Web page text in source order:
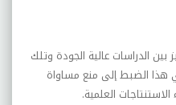
بين الدراسات عالية الجودة وتلك
الضبط إلى منع مساواة
العلمية.